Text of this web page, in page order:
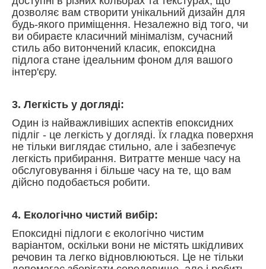
дозволяє вам створити унікальний дизайн для
будь-якого приміщення. Незалежно від того, чи
ви обираєте класичний мінімалізм, сучасний
стиль або витончений класик, епоксидна
підлога стане ідеальним фоном для вашого
інтер'єру.
3. Легкість у догляді:
Один із найважливіших аспектів епоксидних
підліг - це легкість у догляді. Їх гладка поверхня
не тільки виглядає стильно, але і забезпечує
легкість прибирання. Витратте менше часу на
обслуговування і більше часу на те, що вам
дійсно подобається робити.
4. Екологічно чистий вибір:
Епоксидні підлоги є екологічно чистим
варіантом, оскільки вони не містять шкідливих
речовин та легко відновлюються. Це не тільки